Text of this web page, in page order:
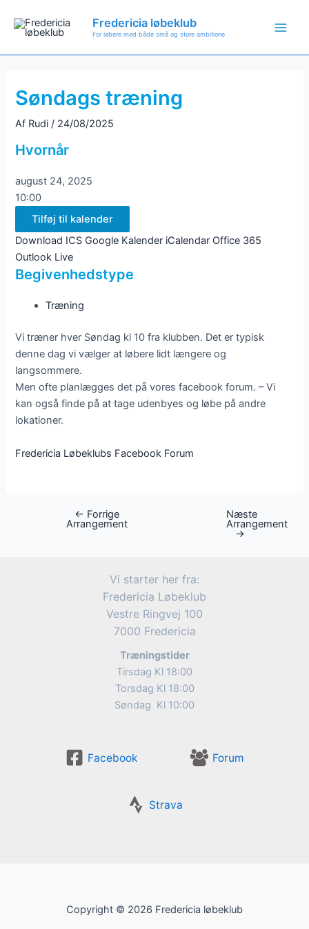
indholdet
Fredericia løbeklub
For løbere med både små og store ambitione
Søndags træning
Af Rudi/ 24/08/2025
Hvornår
august 24, 2025
10:00
Tilføj til kalender
Download ICS Google Kalender iCalendar Office 365
Outlook Live
Begivenhedstype
Træning
Vi træner hver Søndag kl 10 fra klubben. Det er typisk
denne dag vi vælger at løbere lidt længere og
langsommere.
Men ofte planlægges det på vores facebook forum. – Vi
kan også finde på at tage udenbyes og løbe på andre
lokationer.
Fredericia Løbeklubs Facebook Forum
navigation
← Forrige
Arrangement
Næste
Arrangement
→
Vi starter her fra:
Fredericia Løbeklub
Vestre Ringvej 100
7000 Fredericia
Træningstider
Tirsdag Kl 18:00
Torsdag Kl 18:00
Søndag Kl 10:00
Facebook Forum
Strava
Copyright © 2026 Fredericia løbeklub